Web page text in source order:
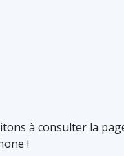
à consulter la
!